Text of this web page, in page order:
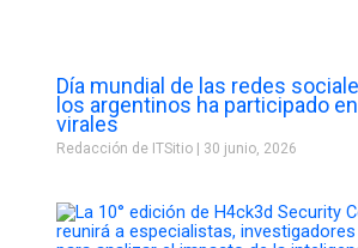
Día mundial de las redes
los argentinos ha participado
virales
Redacción de ITSitio 30 junio, 2026